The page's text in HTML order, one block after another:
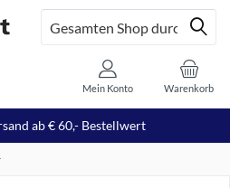
ab € 60,- Bestellwert
Warenkorb
Mein Konto